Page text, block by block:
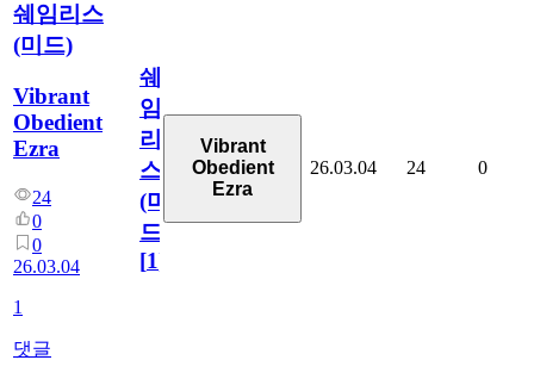
쉐임리스
(미드)
Vibrant
Obedient
Ezra
24
0
0
26.03.04
1
댓글
쉐
임
리
스
(미
드)
[1]
Vibrant
Obedient
Ezra
26.03.04 24 0